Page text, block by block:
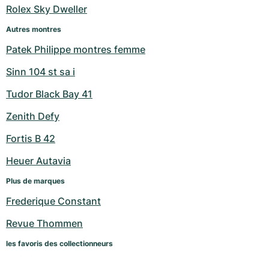
Milgauss
Oyster Perpetual
Yacht-Master
Yacht-Master II
Sky-Dweller
Submariner
Montres pour femmes
Ronde
Rotonde
Crash
Pasha
Baignoire
Ballon Blanc
Montres d'occasion
Professional
Bentley
Transocean
Cockpit
Super Avenger
Galactic
Montres d'occasion
Formula 1
Grand Carrera
Montres d'occasion
Montres pour femmes
Portofino
Portugieser
Da Vinci
Aquatimer
GST
Vintage
Spirit of Big Bang
King Power
Montres d'occasion
Rolex Sky Dweller
Autres montres
Patek Philippe montres femme
Sinn 104 st sa i
Tudor Black Bay 41
Zenith Defy
Fortis B 42
Heuer Autavia
Plus de marques
Frederique Constant
Revue Thommen
les favoris des collectionneurs